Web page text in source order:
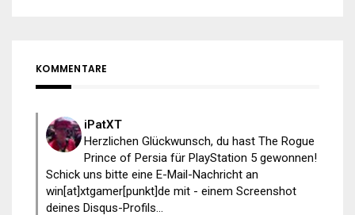
KOMMENTARE
iPatXT
Herzlichen Glückwunsch, du hast The Rogue
Prince of Persia für PlayStation 5 gewonnen!
Schick uns bitte eine E-Mail-Nachricht an
win[at]xtgamer[punkt]de mit - einem Screenshot
deines Disqus-Profils...